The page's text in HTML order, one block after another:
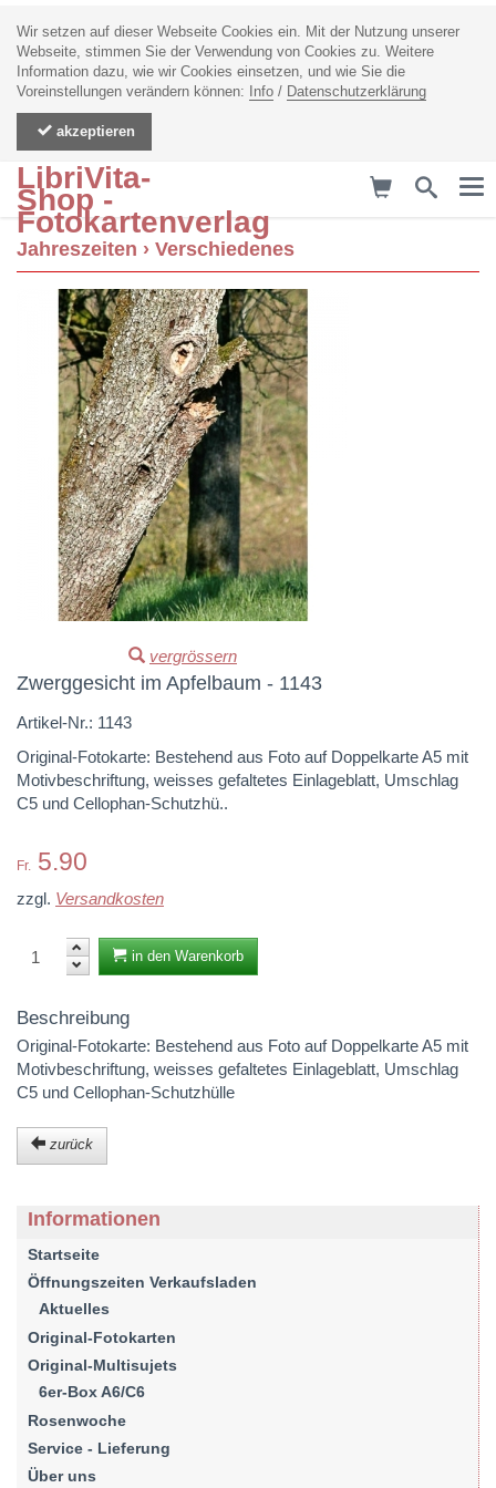
Wir setzen auf dieser Webseite Cookies ein. Mit der Nutzung unserer
Webseite, stimmen Sie der Verwendung von Cookies zu. Weitere
Information dazu, wie wir Cookies einsetzen, und wie Sie die
Voreinstellungen verändern können:
Info / Datenschutzerklärung
akzeptieren
LibriVita-
Shop -
Fotokartenverlag
zurück
Frühling
Sommer
Herbst
Winter
Verschiedenes
Advent
Jahreszeiten › Verschiedenes
vergrössern
Zwerggesicht im Apfelbaum - 1143
Artikel-Nr.: 1143
Original-Fotokarte: Bestehend aus Foto auf Doppelkarte A5 mit
Motivbeschriftung, weisses gefaltetes Einlageblatt, Umschlag
C5 und Cellophan-Schutzhü..
Fr. 5.90
zzgl. Versandkosten
in den Warenkorb
Beschreibung
Original-Fotokarte: Bestehend aus Foto auf Doppelkarte A5 mit
Motivbeschriftung, weisses gefaltetes Einlageblatt, Umschlag
C5 und Cellophan-Schutzhülle
zurück
Informationen
Startseite
Öffnungszeiten Verkaufsladen
Aktuelles
Original-Fotokarten
Original-Multisujets
6er-Box A6/C6
Rosenwoche
Service - Lieferung
Über uns